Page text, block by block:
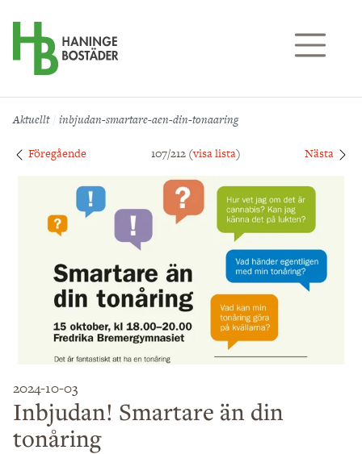
Aktuellt inbjudan-smartare-aen-din-tonaaring
Föregående 107/212 (visa lista) Nästa
2024-10-03
Inbjudan! Smartare än din
tonåring